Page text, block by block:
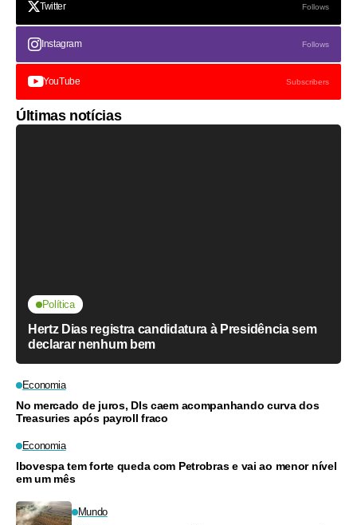
Twitter Follows
Instagram Follows
YouTube Subscribers
Últimas notícias
Política
Hertz Dias registra candidatura à Presidência sem
declarar nenhum bem
Economia
No mercado de juros, DIs caem acompanhando curva dos
Treasuries após payroll fraco
Economia
Ibovespa tem forte queda com Petrobras e vai ao menor nível
em um mês
Mundo